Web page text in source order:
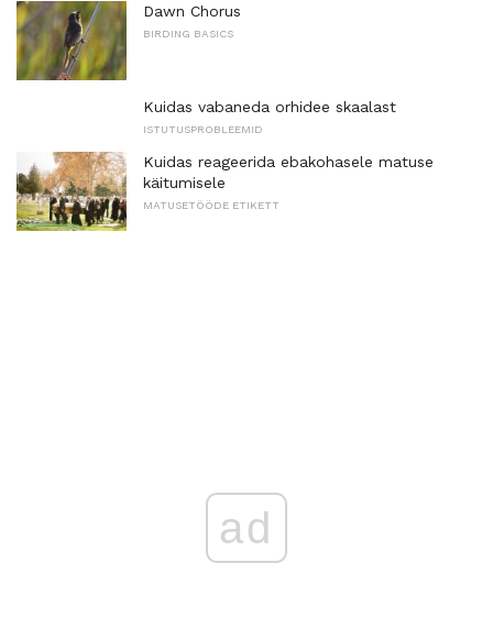
Dawn Chorus
BIRDING BASICS
Kuidas vabaneda orhidee skaalast
ISTUTUSPROBLEEMID
Kuidas reageerida ebakohasele matuse
käitumisele
MATUSETÖÖDE ETIKETT
ad